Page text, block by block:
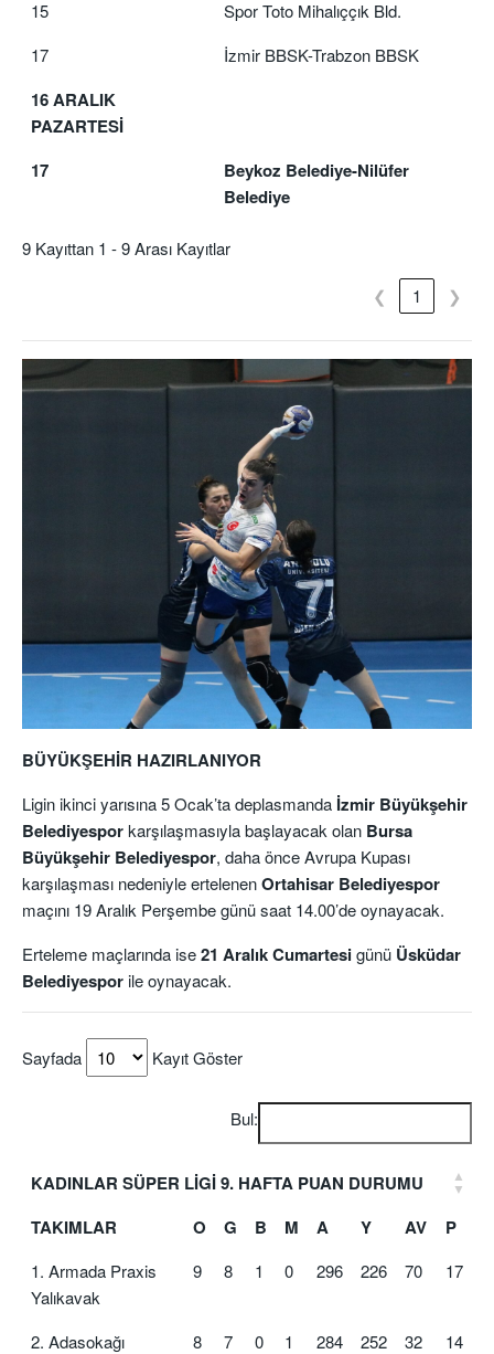
15
Spor Toto Mihalıççık Bld.
17
İzmir BBSK-Trabzon BBSK
16 ARALIK
PAZARTESİ
17
Beykoz Belediye-Nilüfer
Belediye
9 Kayıttan 1 - 9 Arası Kayıtlar
❮ 1 ❯
BÜYÜKŞEHİR HAZIRLANIYOR
Ligin ikinci yarısına 5 Ocak’ta deplasmanda İzmir Büyükşehir
Belediyesporkarşılaşmasıyla başlayacak olan Bursa
Büyükşehir Belediyespor, daha önce Avrupa Kupası
karşılaşması nedeniyle ertelenenOrtahisar Belediyespor
maçını 19 Aralık Perşembe günü saat 14.00’de oynayacak.
Erteleme maçlarında ise21 Aralık Cumartesigünü Üsküdar
Belediyesporile oynayacak.
Sayfada Kayıt Göster
Bul:
KADINLAR SÜPER LİGİ 9. HAFTA PUAN DURUMU
TAKIMLAR
O G B M A Y AV P
1. Armada Praxis
Yalıkavak
9 8 1 0 296 226 70 17
2. Adasokağı 8 7 0 1 284 252 32 14